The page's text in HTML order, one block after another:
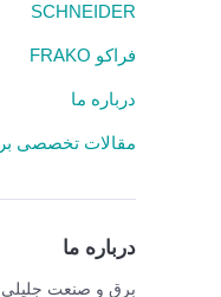
SCHNEIDER
فراکو FRAKO
درباره ما
مقالات تخصصی
درباره ما